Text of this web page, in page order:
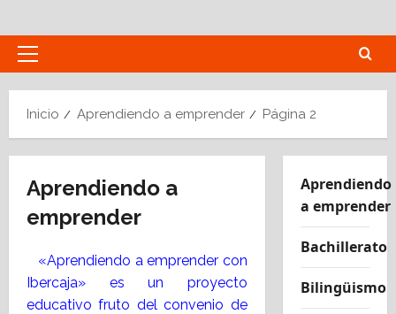
al
contenido
Menú
Inicio
Aprendiendo a emprender Página 2
Aprendiendo a
emprender
«Aprendiendo a emprender con
Ibercaja» es un proyecto
educativo fruto del convenio de
Aprendiendo
a emprender
Bachillerato
Bilingüismo